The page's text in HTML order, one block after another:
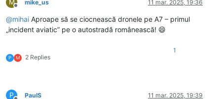
M
Deconectat
mike_us 11 mar. 2025, 19:36
@mihai Aproape să se ciocnească dronele pe A7 – primul
„incident aviatic” pe o autostradă românească! 😄
P M 2 Replies
1
P PaulS 11 mar. 2025, 19:39